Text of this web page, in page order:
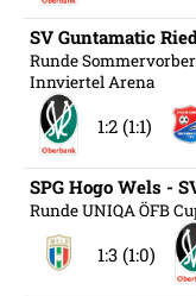
SV Guntamatic
Runde
Innviertel Arena
1:2 (1:1)
SPG Hogo Wels -
Runde UNIQA ÖFB
1:3 (1:0)